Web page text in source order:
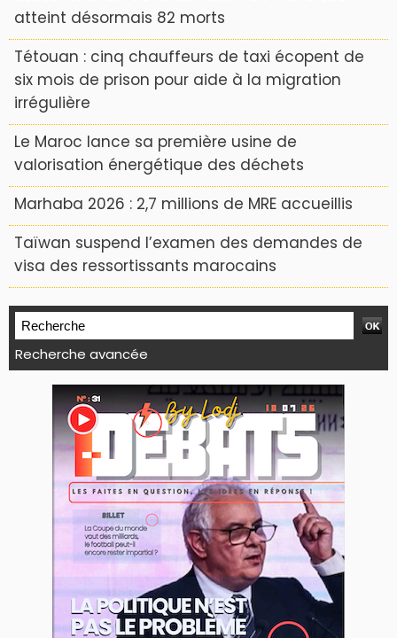
atteint désormais 82 morts
Tétouan : cinq chauffeurs de taxi écopent de
six mois de prison pour aide à la migration
irrégulière
Le Maroc lance sa première usine de
valorisation énergétique des déchets
Marhaba 2026 : 2,7 millions de MRE accueillis
Taïwan suspend l’examen des demandes de
visa des ressortissants marocains
Recherche avancée